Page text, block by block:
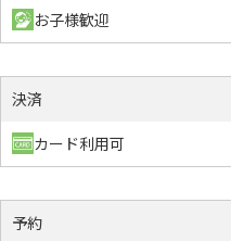
お子様歓迎
決済
カード利用可
予約